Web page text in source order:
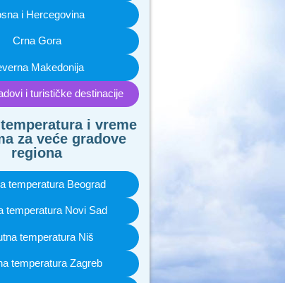
i Hercegovina
Crna Gora
Makedonija
i turističke destinacije
i vreme
za veće gradove
regiona
temperatura Beograd
temperatura Novi Sad
temperatura Niš
temperatura Zagreb